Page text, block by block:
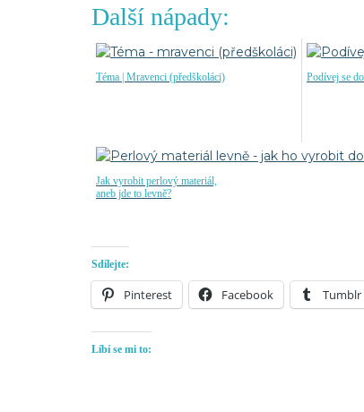
Další nápady:
Téma | Mravenci (předškoláci) Podívej se
Jak vyrobit perlový materiál,
aneb jde to levně?
Sdílejte:
Pinterest Facebook Tumblr
Líbí se mi to: